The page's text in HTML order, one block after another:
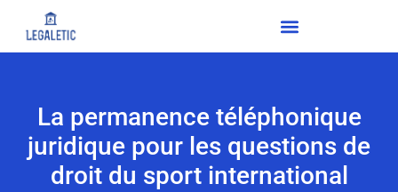
La permanence téléphonique
juridique pour les questions de
droit du sport international